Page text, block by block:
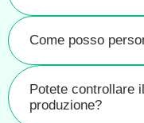
Come posso
Potete controllare
produzione?